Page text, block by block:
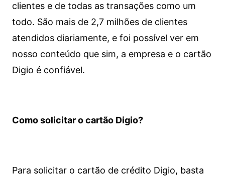
clientes e de todas as transações como um
todo. São mais de 2,7 milhões de clientes
atendidos diariamente, e foi possível ver em
nosso conteúdo que sim, a empresa e o cartão
Digio é confiável.
Como solicitar o cartão Digio?
Para solicitar o cartão de crédito Digio, basta